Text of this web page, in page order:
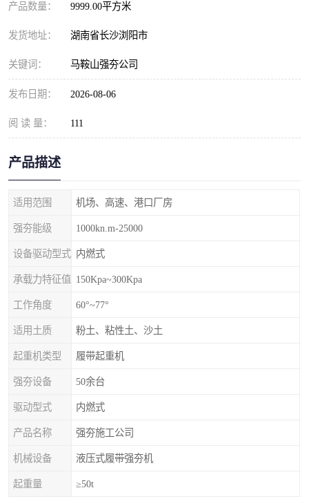
产品数量： 9999.00平方米
发货地址： 湖南省长沙浏阳市
关键词： 马鞍山强夯公司
发布日期： 2026-08-06
阅 读 量： 111
产品描述
适用范围 机场、高速、港口厂房
强夯能级 1000kn.m-25000
设备驱动型式 内燃式
承载力特征值 150Kpa~300Kpa
工作角度 60°~77°
适用土质 粉土、粘性土、沙土
起重机类型 履带起重机
强夯设备 50余台
驱动型式 内燃式
产品名称 强夯施工公司
机械设备 液压式履带强夯机
起重量 ≥50t